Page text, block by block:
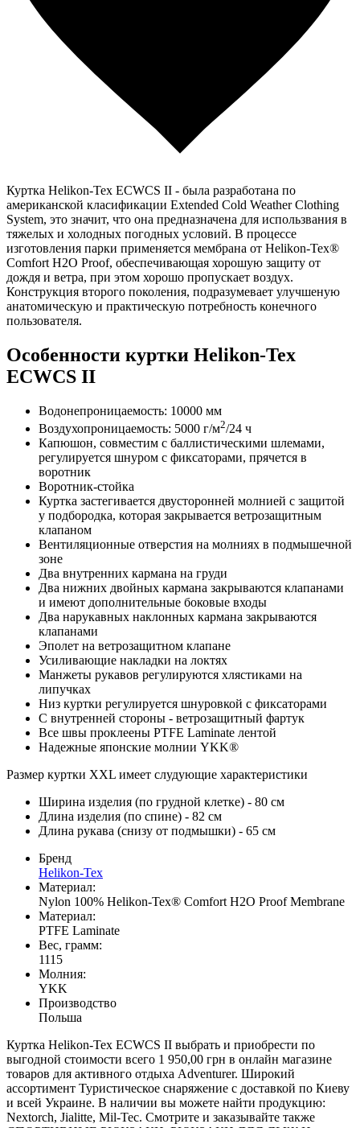
Куртка Helikon-Tex ECWCS II - была разработана по
американской класификации Extended Cold Weather Clothing
System, это значит, что она предназначена для использвания в
тяжелых и холодных погодных условий. В процессе
изготовления парки применяется мембрана от Helikon-Tex®
Comfort H2O Proof, обеспечивающая хорошую защиту от
дождя и ветра, при этом хорошо пропускает воздух.
Конструкция второго поколения, подразумевает улучшеную
анатомическую и практическую потребность конечного
пользователя.
Особенности куртки Helikon-Tex
ECWCS II
Водонепроницаемость: 10000 мм
Воздухопроницаемость: 5000 г/м2/24 ч
Капюшон, совместим с баллистическими шлемами,
регулируется шнуром с фиксаторами, прячется в
воротник
Воротник-стойка
Куртка застегивается двусторонней молнией с защитой
у подбородка, которая закрывается ветрозащитным
клапаном
Вентиляционные отверстия на молниях в подмышечной
зоне
Два внутренних кармана на груди
Два нижних двойных кармана закрываются клапанами
и имеют дополнительные боковые входы
Два нарукавных наклонных кармана закрываются
клапанами
Эполет на ветрозащитном клапане
Усиливающие накладки на локтях
Манжеты рукавов регулируются хлястиками на
липучках
Низ куртки регулируется шнуровкой с фиксаторами
С внутренней стороны - ветрозащитный фартук
Все швы проклеены PTFE Laminate лентой
Надежные японские молнии YKK®
Размер куртки XXL имеет слудующие характеристики
Ширина изделия (по грудной клетке) - 80 см
Длина изделия (по спине) - 82 см
Длина рукава (снизу от подмышки) - 65 см
Бренд
Helikon-Tex
Материал:
Nylon 100% Helikon-Tex® Comfort H2O Proof Membrane
Материал:
PTFE Laminate
Вес, грамм:
1115
Молния:
YKK
Производство
Польша
Куртка Helikon-Tex ECWCS II выбрать и приобрести по
выгодной стоимости всего 1 950,00 грн в онлайн магазине
товаров для активного отдыха Adventurer. Широкий
ассортимент Туристическое снаряжение с доставкой по Киеву
и всей Украине. В наличии вы можете найти продукцию:
Nextorch, Jialitte, Mil-Tec. Смотрите и заказывайте также